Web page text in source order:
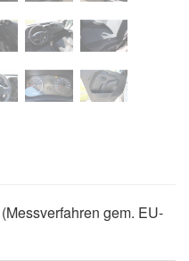
(Messverfahren gem. EU-